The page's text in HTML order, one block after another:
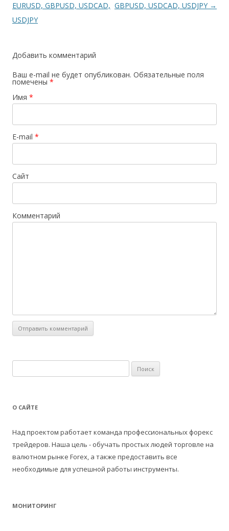
по
записям
EURUSD, GBPUSD, USDCAD,
USDJPY
GBPUSD, USDCAD, USDJPY →
Добавить комментарий
Ваш e-mail не будет опубликован. Обязательные поля
помечены *
Имя *
E-mail *
Сайт
Комментарий
а
т
:
О САЙТЕ
Над проектом работает команда профессиональных форекс
трейдеров. Наша цель - обучать простых людей торговле на
валютном рынке Forex, а также предоставить все
необходимые для успешной работы инструменты.
МОНИТОРИНГ